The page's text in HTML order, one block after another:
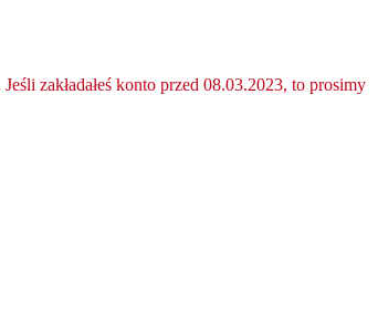
zakładałeś konto przed 08.03.2023, to prosimy